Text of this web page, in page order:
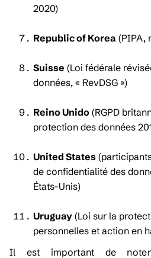
2020)
Republic of Korea (PIPA,
Suisse (Loi fédérale
données, « RevDSG »)
Reino Unido (RGPD
protection des données
United States
de confidentialité des
États-Unis)
Uruguay (Loi sur la
personnelles et action en
Il est important de